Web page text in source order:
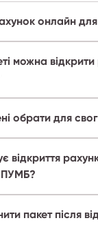
онлайн
можна
обрати для
відкриття
ПУМБ?
пакет після